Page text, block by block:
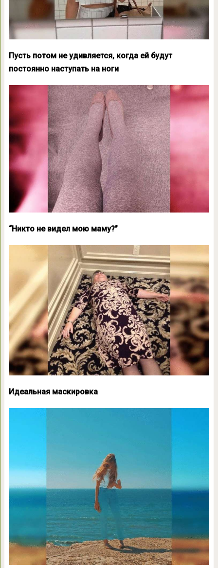
Пусть потом не удивляется, когда ей будут
постоянно наступать на ноги
“Никто не видел мою маму?”
Идеальная маскировка